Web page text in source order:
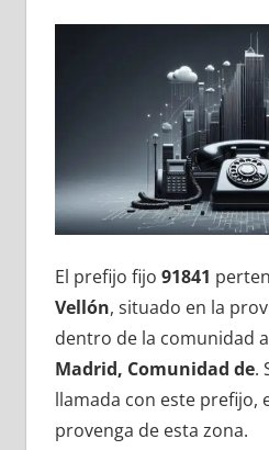
El prefijo fijo 91841
Vellón, situado en la
dentro dе la comunidad
Madrid, Comunidad de.
llamada сοn еstе prefijo,
provenga dе esta zona.